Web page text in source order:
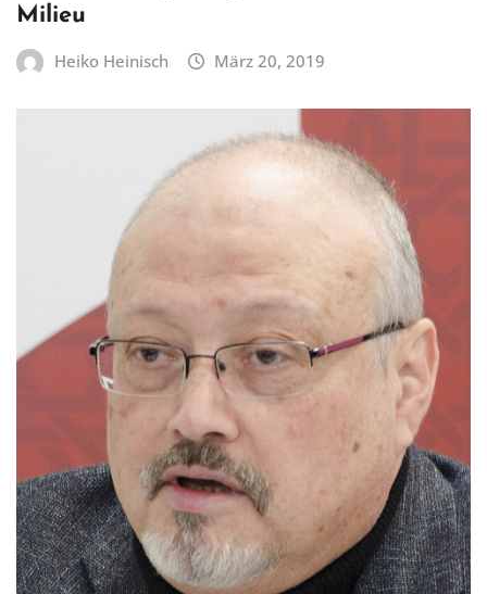
Milieu
Heiko Heinisch März 20, 2019